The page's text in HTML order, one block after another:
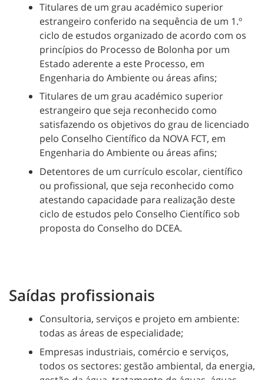
Titulares de um grau académico superior
estrangeiro conferido na sequência de um 1.º
ciclo de estudos organizado de acordo com os
princípios do Processo de Bolonha por um
Estado aderente a este Processo, em
Engenharia do Ambiente ou áreas afins;
Titulares de um grau académico superior
estrangeiro que seja reconhecido como
satisfazendo os objetivos do grau de licenciado
pelo Conselho Científico da NOVA FCT, em
Engenharia do Ambiente ou áreas afins;
Detentores de um currículo escolar, científico
ou profissional, que seja reconhecido como
atestando capacidade para realização deste
ciclo de estudos pelo Conselho Científico sob
proposta do Conselho do DCEA.
Saídas profissionais
Consultoria, serviços e projeto em ambiente:
todas as áreas de especialidade;
Empresas industriais, comércio e serviços,
todos os sectores: gestão ambiental, da energia,